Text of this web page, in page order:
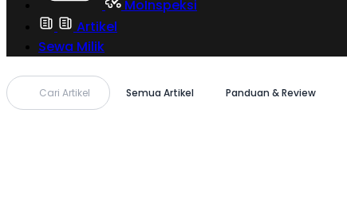
MoInspeksi
Artikel
Sewa Milik
Cari Artikel Semua Artikel Panduan & Review